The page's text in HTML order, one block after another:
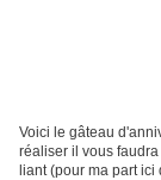
Voici le gâteau
réaliser il vous
liant (pour ma part